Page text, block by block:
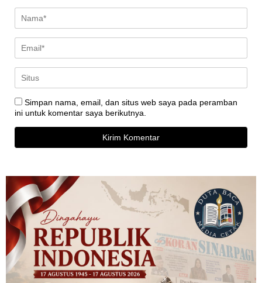
Simpan nama, email, dan situs web saya pada peramban
ini untuk komentar saya berikutnya.